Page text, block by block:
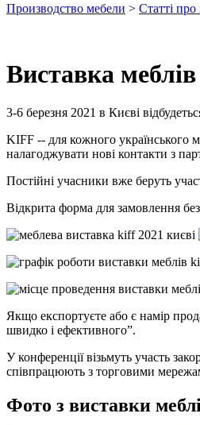
Производство мебели > Статті про
Виставка
3-6 березня 2021 в Києві
KIFF -- для кожного українського
налагоджувати нові контакти з
Постійні учасники вже беруть
Відкрита форма для замовлення
Якщо експортуєте або є намір
швидко і ефективного”.
У конференції візьмуть участь
співпрацюють з торговими
Фото з виставки